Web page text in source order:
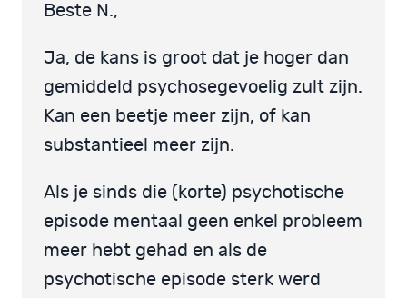
Beste N.,
Ja, de kans is groot dat je hoger dan
gemiddeld psychosegevoelig zult zijn.
Kan een beetje meer zijn, of kan
substantieel meer zijn.
Als je sinds die (korte) psychotische
episode mentaal geen enkel probleem
meer hebt gehad en als de
psychotische episode sterk werd